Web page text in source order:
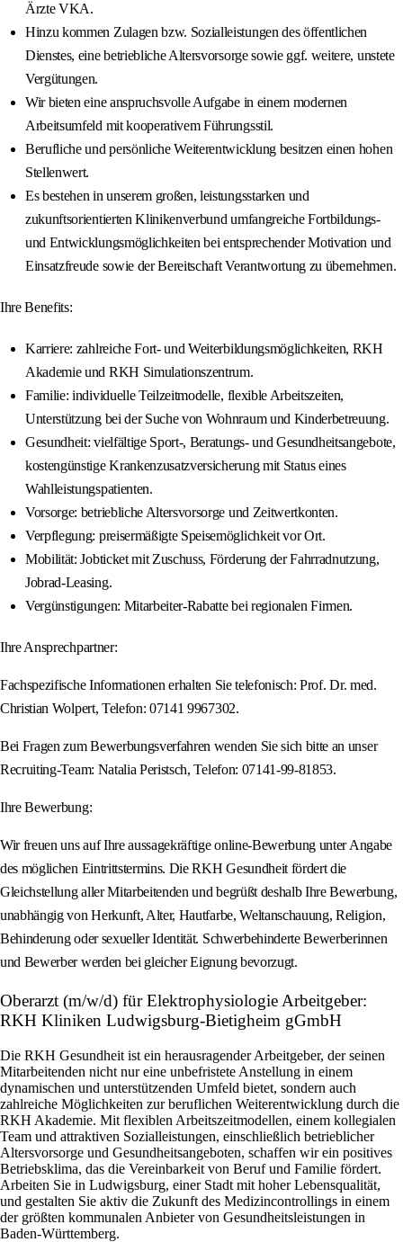
Ärzte VKA.
Hinzu kommen Zulagen bzw. Sozialleistungen des öffentlichen
Dienstes, eine betriebliche Altersvorsorge sowie ggf. weitere, unstete
Vergütungen.
Wir bieten eine anspruchsvolle Aufgabe in einem modernen
Arbeitsumfeld mit kooperativem Führungsstil.
Berufliche und persönliche Weiterentwicklung besitzen einen hohen
Stellenwert.
Es bestehen in unserem großen, leistungsstarken und
zukunftsorientierten Klinikenverbund umfangreiche Fortbildungs-
und Entwicklungsmöglichkeiten bei entsprechender Motivation und
Einsatzfreude sowie der Bereitschaft Verantwortung zu übernehmen.
Ihre Benefits:
Karriere: zahlreiche Fort- und Weiterbildungsmöglichkeiten, RKH
Akademie und RKH Simulationszentrum.
Familie: individuelle Teilzeitmodelle, flexible Arbeitszeiten,
Unterstützung bei der Suche von Wohnraum und Kinderbetreuung.
Gesundheit: vielfältige Sport-, Beratungs- und Gesundheitsangebote,
kostengünstige Krankenzusatzversicherung mit Status eines
Wahlleistungspatienten.
Vorsorge: betriebliche Altersvorsorge und Zeitwertkonten.
Verpflegung: preisermäßigte Speisemöglichkeit vor Ort.
Mobilität: Jobticket mit Zuschuss, Förderung der Fahrradnutzung,
Jobrad-Leasing.
Vergünstigungen: Mitarbeiter-Rabatte bei regionalen Firmen.
Ihre Ansprechpartner:
Fachspezifische Informationen erhalten Sie telefonisch: Prof. Dr. med.
Christian Wolpert, Telefon: 07141 9967302.
Bei Fragen zum Bewerbungsverfahren wenden Sie sich bitte an unser
Recruiting-Team: Natalia Peristsch, Telefon: 07141-99-81853.
Ihre Bewerbung:
Wir freuen uns auf Ihre aussagekräftige online‑Bewerbung unter Angabe
des möglichen Eintrittstermins. Die RKH Gesundheit fördert die
Gleichstellung aller Mitarbeitenden und begrüßt deshalb Ihre Bewerbung,
unabhängig von Herkunft, Alter, Hautfarbe, Weltanschauung, Religion,
Behinderung oder sexueller Identität. Schwerbehinderte Bewerberinnen
und Bewerber werden bei gleicher Eignung bevorzugt.
Oberarzt (m/w/d) für Elektrophysiologie Arbeitgeber:
RKH Kliniken Ludwigsburg-Bietigheim gGmbH
Die RKH Gesundheit ist ein herausragender Arbeitgeber, der seinen
Mitarbeitenden nicht nur eine unbefristete Anstellung in einem
dynamischen und unterstützenden Umfeld bietet, sondern auch
zahlreiche Möglichkeiten zur beruflichen Weiterentwicklung durch die
RKH Akademie. Mit flexiblen Arbeitszeitmodellen, einem kollegialen
Team und attraktiven Sozialleistungen, einschließlich betrieblicher
Altersvorsorge und Gesundheitsangeboten, schaffen wir ein positives
Betriebsklima, das die Vereinbarkeit von Beruf und Familie fördert.
Arbeiten Sie in Ludwigsburg, einer Stadt mit hoher Lebensqualität,
und gestalten Sie aktiv die Zukunft des Medizincontrollings in einem
der größten kommunalen Anbieter von Gesundheitsleistungen in
Baden-Württemberg.